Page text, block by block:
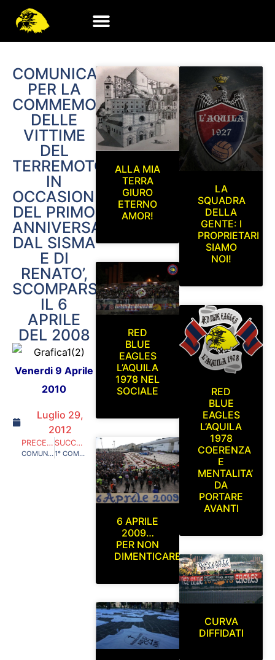
COMUNICATO
PER LA
COMMEMORAZIONE
DELLE
VITTIME
DEL
TERREMOTO
IN
OCCASIONE
DEL PRIMO
ANNIVERSARIO
DAL SISMA
E DI
RENATO’,
SCOMPARSO
IL 6
APRILE
DEL 2008
Venerdi 9 Aprile
2010
Luglio 29,
2012
PRECEDENTE
COMUNICATO DI PROTESTA CON SCIOPERO DEL TIFO CONTRO L’INTRODUZIONE DELLA TESSERA DEL TIFOSO E DELL’ART. 9
SUCCESSIVO
1° COMUNICATO UFFICIALE RED BLUE EAGLES L’AQUILA 1978
ALLA MIA
TERRA
GIURO
ETERNO
AMOR!
RED
BLUE
EAGLES
L’AQUILA
1978 NEL
SOCIALE
6 APRILE
2009…
PER NON
DIMENTICARE
LA
SQUADRA
DELLA
GENTE: I
PROPRIETARI
SIAMO
NOI!
RED
BLUE
EAGLES
L’AQUILA
1978
COERENZA
E
MENTALITA’
DA
PORTARE
AVANTI
CURVA
DIFFIDATI